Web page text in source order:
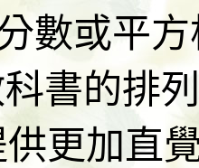
數或平
書的排
更加直